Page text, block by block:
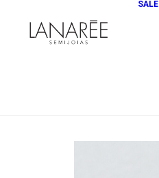
SALE